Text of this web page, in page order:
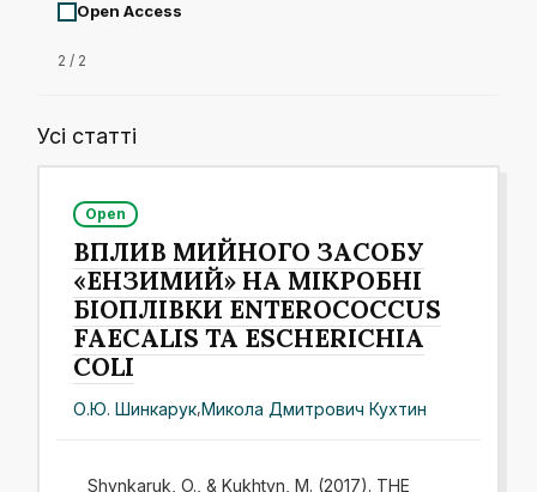
Open Access
2 / 2
Усі статті
Open
ВПЛИВ МИЙНОГО ЗАСОБУ
«ЕНЗИМИЙ» НА МІКРОБНІ
БІОПЛІВКИ ENTEROCOCCUS
FАECALIS ТА ESCHERIСHIA
COLI
О.Ю. Шинкарук,Микола Дмитрович Кухтин
Shynkaruk, O., & Kukhtyn, M. (2017). THE